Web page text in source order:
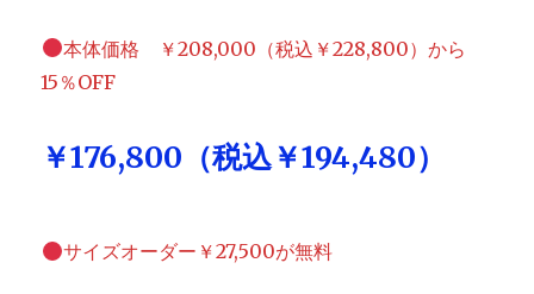
本体価格 ￥208,000（税込￥228,800）から
15％OFF
￥176,800（税込￥194,480）
サイズオーダー￥27,500が無料